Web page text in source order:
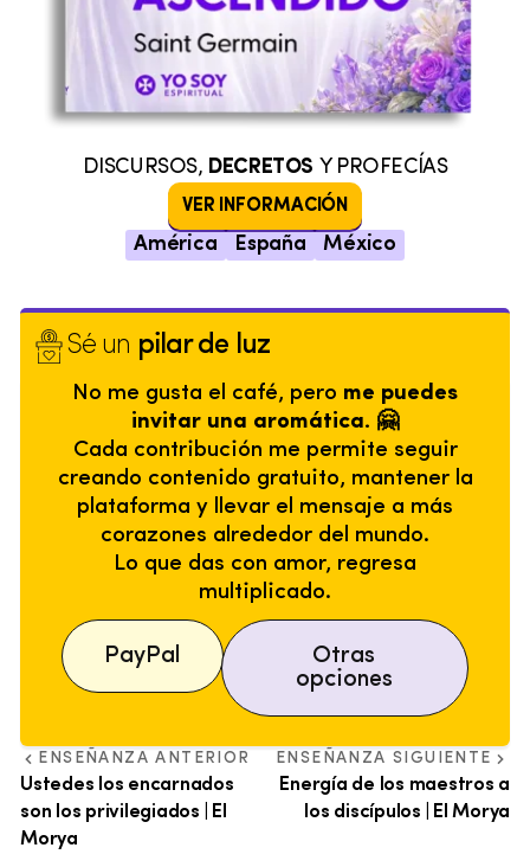
DISCURSOS, DECRETOS Y PROFECÍAS
VER INFORMACIÓN
América España México
Sé un pilar de luz
No me gusta el café, pero me puedes
invitar una aromática. 🤗
Cada contribución me permite seguir
creando contenido gratuito, mantener la
plataforma y llevar el mensaje a más
corazones alrededor del mundo.
Lo que das con amor, regresa
multiplicado.
PayPal
Otras
opciones
ENSEÑANZA ANTERIOR
Ustedes los encarnados
son los privilegiados | El
Morya
ENSEÑANZA SIGUIENTE
Energía de los maestros a
los discípulos | El Morya